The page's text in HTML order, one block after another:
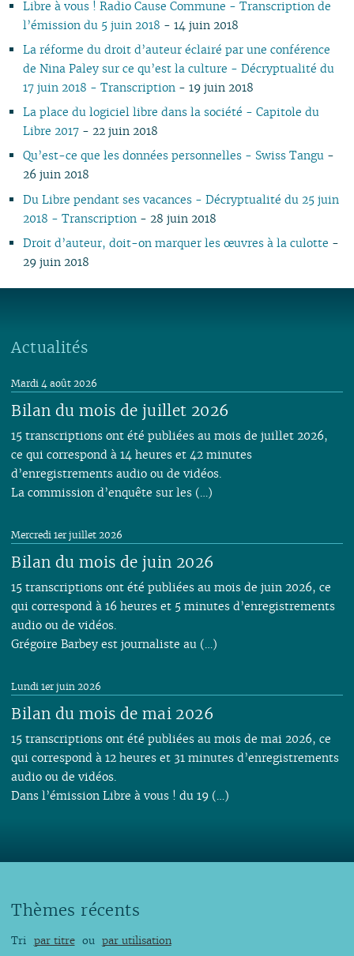
01 01 01 01 01 01 0102
03
02
02 03
03
02
01
Libre à vous ! Radio Cause Commune - Transcription de
l’émission du 5 juin 2018 - 14 juin 2018
La réforme du droit d’auteur éclairé par une conférence
de Nina Paley sur ce qu’est la culture - Décryptualité du
17 juin 2018 - Transcription- 19 juin 2018
La place du logiciel libre dans la société - Capitole du
Libre 2017- 22 juin 2018
Qu’est-ce que les données personnelles - Swiss Tangu-
26 juin 2018
Du Libre pendant ses vacances - Décryptualité du 25 juin
2018 - Transcription - 28 juin 2018
Droit d’auteur, doit-on marquer les œuvres à la culotte -
29 juin 2018
Actualités
Bilan du mois de juillet 2026
Mardi 4 août 2026
15 transcriptions ont été publiées au mois de juillet 2026,
ce qui correspond à 14 heures et 42 minutes
d’enregistrements audio ou de vidéos.
La commission d’enquête sur les (…)
Bilan du mois de juin 2026
Mercredi 1er juillet 2026
15 transcriptions ont été publiées au mois de juin 2026, ce
qui correspond à 16 heures et 5 minutes d’enregistrements
audio ou de vidéos.
Grégoire Barbey est journaliste au (…)
Bilan du mois de mai 2026
Lundi 1er juin 2026
15 transcriptions ont été publiées au mois de mai 2026, ce
qui correspond à 12 heures et 31 minutes d’enregistrements
audio ou de vidéos.
Dans l’émission Libre à vous ! du 19 (…)
Thèmes récents
Tri par titre ou par utilisation